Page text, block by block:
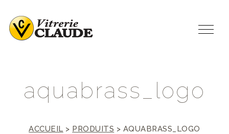
aquabrass logo
ACCUEIL > PRODUITS > AQUABRASS_LOGO